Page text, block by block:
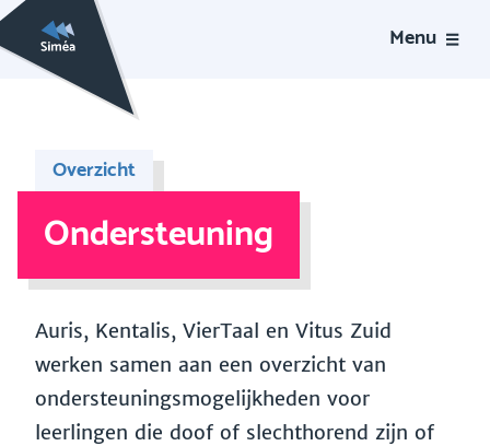
Menu
Overzicht
Ondersteuning
Auris, Kentalis, VierTaal en Vitus Zuid
werken samen aan een overzicht van
ondersteuningsmogelijkheden voor
leerlingen die doof of slechthorend zijn of